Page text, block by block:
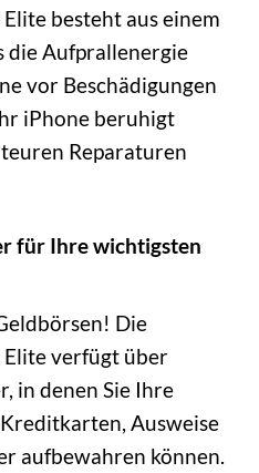
besteht aus einem
die Aufprallenergie
vor Beschädigungen
iPhone beruhigt
Reparaturen
für Ihre wichtigsten
Die
Elite verfügt über
in denen Sie Ihre
Ausweise
aufbewahren können.